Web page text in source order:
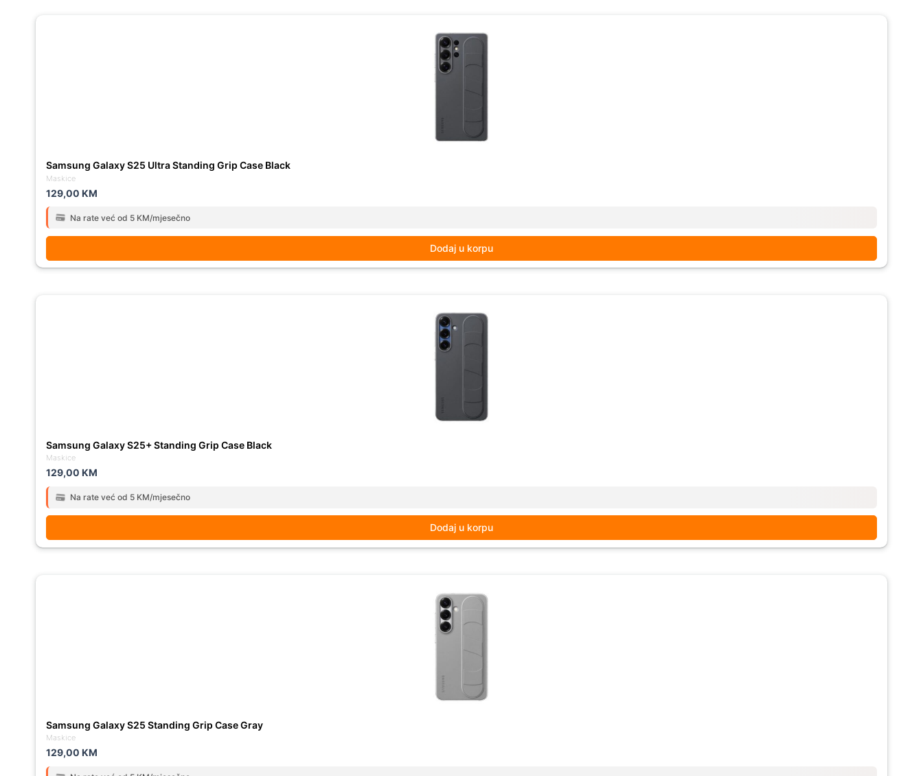
Maskice
Samsung Galaxy S25 Ultra Standing Grip Case Black
129,00 KM
Na rate već od 5 KM/mjesečno
Dodaj u korpu
Maskice
Samsung Galaxy S25+ Standing Grip Case Black
129,00 KM
Na rate već od 5 KM/mjesečno
Dodaj u korpu
Maskice
Samsung Galaxy S25 Standing Grip Case Gray
129,00 KM